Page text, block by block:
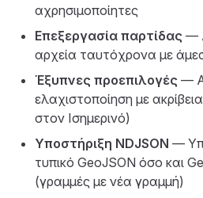
αχρησιμοποίητες
Επεξεργασία παρτίδας —
αρχεία ταυτόχρονα με
Έξυπνες προεπιλογές —
ελαχιστοποίηση με
στον Ισημερινό)
Υποστήριξη NDJSON —
τυπικό GeoJSON όσο και
(γραμμές με νέα γραμμή)